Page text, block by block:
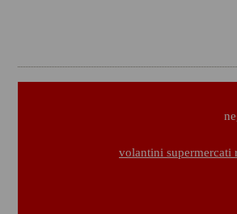
volantini supermercati